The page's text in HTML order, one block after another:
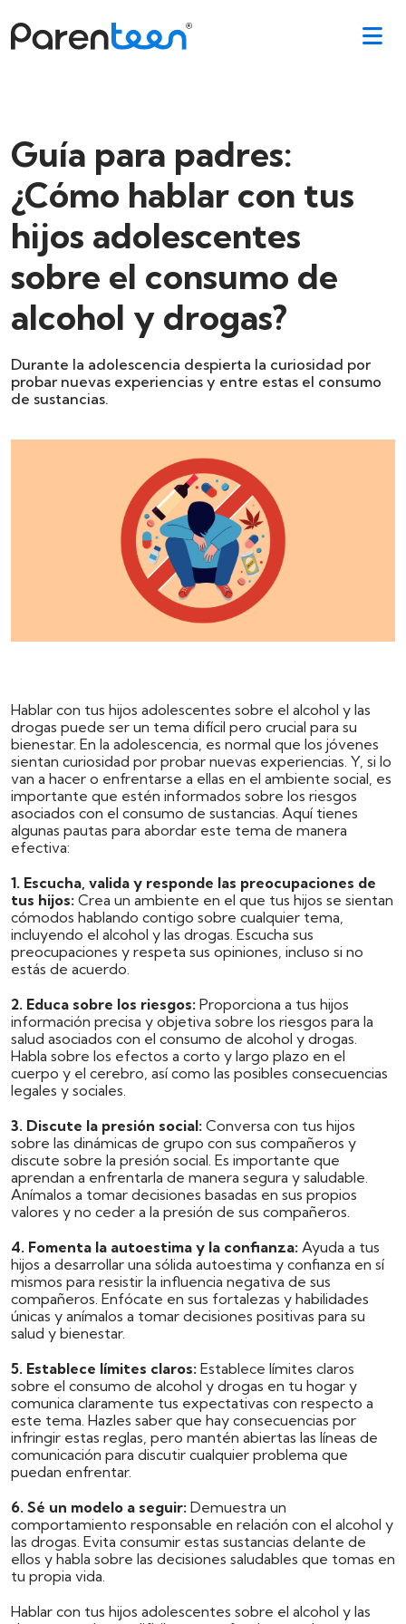
Guía para padres:
¿Cómo hablar con tus
hijos adolescentes
sobre el consumo de
alcohol y drogas?
Durante la adolescencia despierta la curiosidad por
probar nuevas experiencias y entre estas el consumo
de sustancias.
Hablar con tus hijos adolescentes sobre el alcohol y las
drogas puede ser un tema difícil pero crucial para su
bienestar. En la adolescencia, es normal que los jóvenes
sientan curiosidad por probar nuevas experiencias. Y, si lo
van a hacer o enfrentarse a ellas en el ambiente social, es
importante que estén informados sobre los riesgos
asociados con el consumo de sustancias. Aquí tienes
algunas pautas para abordar este tema de manera
efectiva:
1. Escucha, valida y responde las preocupaciones de
tus hijos: Crea un ambiente en el que tus hijos se sientan
cómodos hablando contigo sobre cualquier tema,
incluyendo el alcohol y las drogas. Escucha sus
preocupaciones y respeta sus opiniones, incluso si no
estás de acuerdo.
2. Educa sobre los riesgos: Proporciona a tus hijos
información precisa y objetiva sobre los riesgos para la
salud asociados con el consumo de alcohol y drogas.
Habla sobre los efectos a corto y largo plazo en el
cuerpo y el cerebro, así como las posibles consecuencias
legales y sociales.
3. Discute la presión social: Conversa con tus hijos
sobre las dinámicas de grupo con sus compañeros y
discute sobre la presión social. Es importante que
aprendan a enfrentarla de manera segura y saludable.
Anímalos a tomar decisiones basadas en sus propios
valores y no ceder a la presión de sus compañeros.
4. Fomenta la autoestima y la confianza: Ayuda a tus
hijos a desarrollar una sólida autoestima y confianza en sí
mismos para resistir la influencia negativa de sus
compañeros. Enfócate en sus fortalezas y habilidades
únicas y anímalos a tomar decisiones positivas para su
salud y bienestar.
5. Establece límites claros: Establece límites claros
sobre el consumo de alcohol y drogas en tu hogar y
comunica claramente tus expectativas con respecto a
este tema. Hazles saber que hay consecuencias por
infringir estas reglas, pero mantén abiertas las líneas de
comunicación para discutir cualquier problema que
puedan enfrentar.
6. Sé un modelo a seguir: Demuestra un
comportamiento responsable en relación con el alcohol y
las drogas. Evita consumir estas sustancias delante de
ellos y habla sobre las decisiones saludables que tomas en
tu propia vida.
Hablar con tus hijos adolescentes sobre el alcohol y las